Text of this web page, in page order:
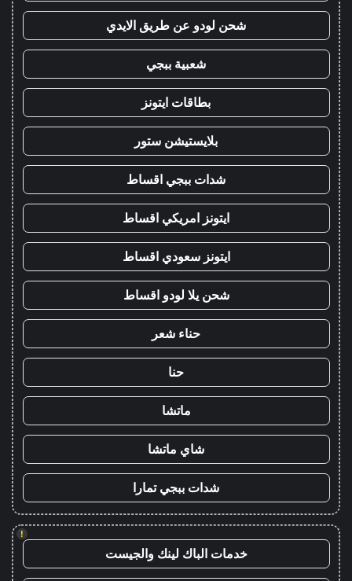
شحن لودو عن طريق الايدي
شعبية ببجي
بطاقات ايتونز
بلايستيشن ستور
شدات ببجي اقساط
ايتونز امريكي اقساط
ايتونز سعودي اقساط
شحن يلا لودو اقساط
حناء شعر
حنا
ماتشا
شاي ماتشا
شدات ببجي تمارا
!
خدمات الباك لينك والجيست